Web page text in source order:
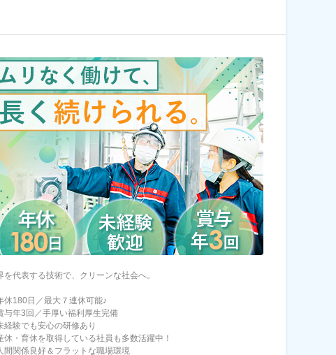
を代表する技術で、クリーンな社会へ。
180日／最大７連休可能♪
年3回／手厚い福利厚生完備
験でも安心の研修あり
・育休を取得している社員も多数活躍中！
関係良好＆フラットな職場環境